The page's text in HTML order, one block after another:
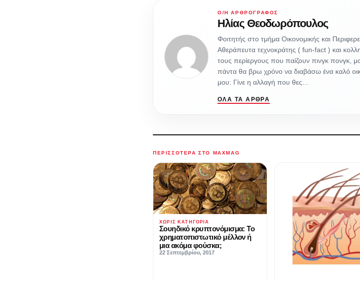
Ο/Η ΑΡΘΡΟΓΡΆΦΟΣ
Ηλίας Θεοδωρόπουλος
Φοιτητής στο τμήμα Οικονομικής και
Αθεράπευτα τεχνοκράτης ( fun-fact ) και
τους περίεργους που παίζουν πινγκ πονγκ,
πάντα θα βρω χρόνο να διαβάσω ένα καλό
μου: Γίνε η αλλαγή που θες…
ΌΛΑ ΤΑ ΆΡΘΡΑ
ΠΕΡΙΣΣΌΤΕΡΑ ΣΤΟ MAXMAG
ΧΩΡΊΣ ΚΑΤΗΓΟΡΊΑ
Σουηδικό κρυπτονόμισμα: Το
χρηματοπιστωτικό μέλλον ή
μια ακόμα φούσκα;
22 Σεπτεμβρίου, 2017